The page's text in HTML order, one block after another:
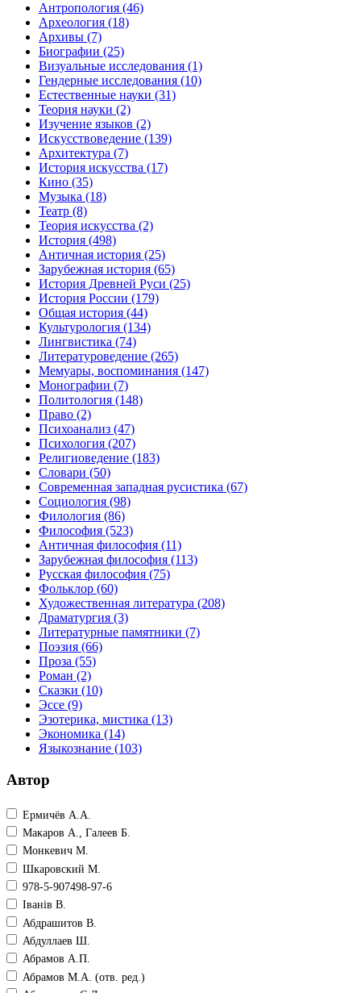
Антропология (46)
Археология (18)
Архивы (7)
Биографии (25)
Визуальные исследования (1)
Гендерные исследования (10)
Естественные науки (31)
Теория науки (2)
Изучение языков (2)
Искусствоведение (139)
Архитектура (7)
История искусства (17)
Кино (35)
Музыка (18)
Театр (8)
Теория искусства (2)
История (498)
Античная история (25)
Зарубежная история (65)
История Древней Руси (25)
История России (179)
Общая история (44)
Культурология (134)
Лингвистика (74)
Литературоведение (265)
Мемуары, воспоминания (147)
Монографии (7)
Политология (148)
Право (2)
Психоанализ (47)
Психология (207)
Религиоведение (183)
Словари (50)
Современная западная русистика (67)
Социология (98)
Филология (86)
Философия (523)
Античная философия (11)
Зарубежная философия (113)
Русская философия (75)
Фольклор (60)
Художественная литература (208)
Драматургия (3)
Литературные памятники (7)
Поэзия (66)
Проза (55)
Роман (2)
Сказки (10)
Эссе (9)
Эзотерика, мистика (13)
Экономика (14)
Языкознание (103)
Автор
Ермичёв А.А.
Макаров А., Галеев Б.
Монкевич М.
Шкаровский М.
978-5-907498-97-6
Iванiв В.
Абдрашитов В.
Абдуллаев Ш.
Абрамов А.П.
Абрамов М.А. (отв. ред.)